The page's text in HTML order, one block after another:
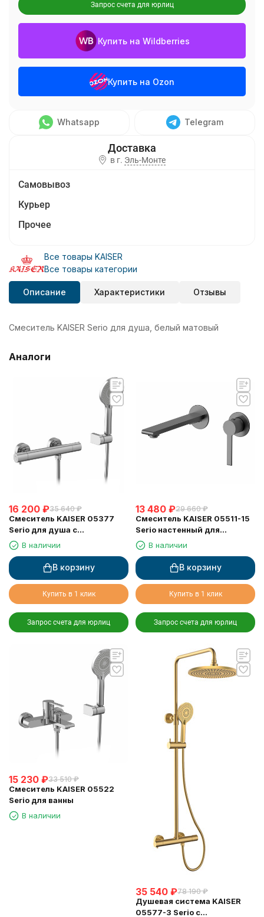
Запрос счета для юрлиц
Купить на Wildberries
Купить на Ozon
Whatsapp Telegram
в г. Эль-Монте
Самовывоз
Курьер
Прочее
Все товары KAISER
Все товары категории
Описание Характеристики Отзывы
Смеситель KAISER Serio для душа, белый матовый
Аналоги
16 200 ₽35 640 ₽
Смеситель KAISER 05377
Serio для душа с
термостатом 6282
В наличии
В корзину
Купить в 1 клик
Запрос счета для юрлиц
13 480 ₽29 660 ₽
Смеситель KAISER 05511-15
Serio настенный для
раковины
В наличии
В корзину
Купить в 1 клик
Запрос счета для юрлиц
15 230 ₽33 510 ₽
Смеситель KAISER 05522
Serio для ванны
В наличии
35 540 ₽78 190 ₽
Душевая система KAISER
05577-3 Serio с